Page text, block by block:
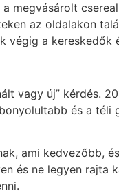
megvásárolt
az oldalakon
a kereskedők
vagy új” kérdés.
és a
ami kedvezőbb,
és ne legyen